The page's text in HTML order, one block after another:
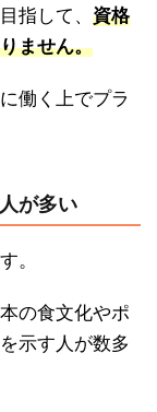
指して、 資格
ません。
働く上でプラ
が多い
。
の食文化やポ
示す人が数多